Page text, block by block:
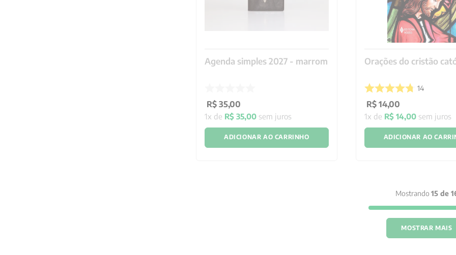
Agenda simples 2027 - marrom
R$ 35,00
1x de R$ 35,00 sem juros
ADICIONAR AO CARRINHO
Orações do cristão
14
R$ 14,00
1x de R$ 14,00sem juros
ADICIONAR AO
Mostrando 15 de
MOSTRAR MAIS